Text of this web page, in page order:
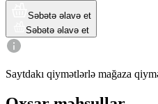
Səbətə əlavə et
Səbətə əlavə et
Saytdakı qiymətlərlə mağaza